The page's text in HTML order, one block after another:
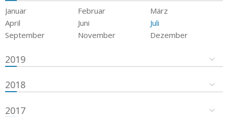
Januar Februar
März
April
Juni
Juli
September
November Dezember
2019
2018
2017